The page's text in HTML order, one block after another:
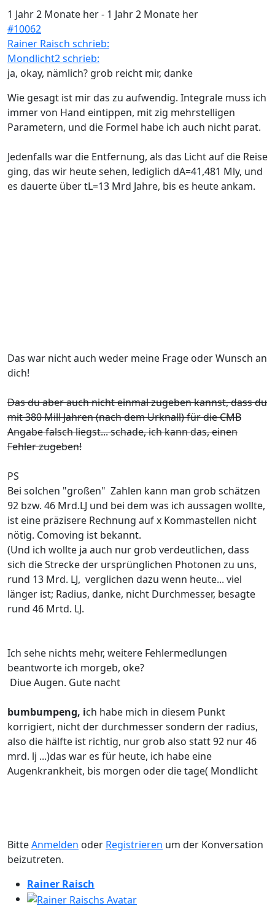
1 Jahr 2 Monate her- 1 Jahr 2 Monate her
#10062
Rainer Raisch schrieb:
Mondlicht2 schrieb:
ja, okay, nämlich? grob reicht mir, danke
Wie gesagt ist mir das zu aufwendig. Integrale muss ich
immer von Hand eintippen, mit zig mehrstelligen
Parametern, und die Formel habe ich auch nicht parat.
Jedenfalls war die Entfernung, als das Licht auf die Reise
ging, das wir heute sehen, lediglich dA=41,481 Mly, und
es dauerte über tL=13 Mrd Jahre, bis es heute ankam.
Das war nicht auch weder meine Frage oder Wunsch an
dich!
Das du aber auch nicht einmal zugeben kannst, dass du
mit 380 Mill Jahren (nach dem Urknall) für die CMB
Angabe falsch liegst... schade, ich kann das, einen
Fehler zugeben!
PS
Bei solchen "großen" Zahlen kann man grob schätzen
92 bzw. 46 Mrd.LJ und bei dem was ich aussagen wollte,
ist eine präzisere Rechnung auf x Kommastellen nicht
nötig. Comoving ist bekannt.
(Und ich wollte ja auch nur grob verdeutlichen, dass
sich die Strecke der ursprünglichen Photonen zu uns,
rund 13 Mrd. LJ, verglichen dazu wenn heute... viel
länger ist; Radius, danke, nicht Durchmesser, besagte
rund 46 Mrtd. LJ.
Ich sehe nichts mehr, weitere Fehlermedlungen
beantworte ich morgeb, oke?
Diue Augen. Gute nacht
bumbumpeng, ich habe mich in diesem Punkt
korrigiert, nicht der durchmesser sondern der radius,
also die hälfte ist richtig, nur grob also statt 92 nur 46
mrd. lj ...)das war es für heute, ich habe eine
Augenkrankheit, bis morgen oder die tage( Mondlicht
BitteAnmelden oder Registrieren um der Konversation
beizutreten.
Rainer Raisch